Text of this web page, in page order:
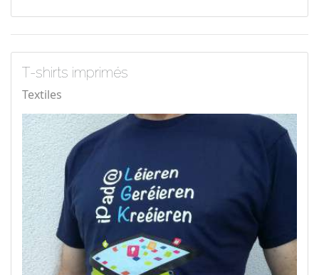
T-shirts imprimés
Textiles